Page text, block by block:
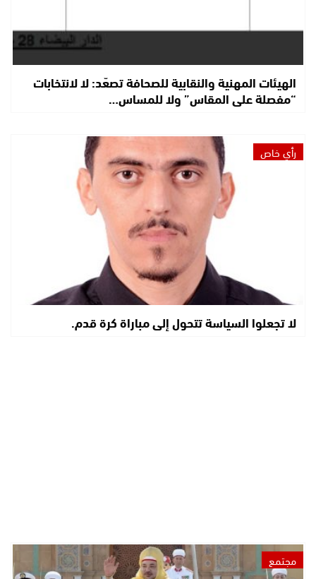
الهيئات المهنية والنقابية للصحافة تصعّد: لا لانتخابات
“مفصلة على المقاس” ولا للمساس…
رأي خاص
لا تجعلوا السياسة تتحول إلى مباراة كرة قدم.
مجتمع